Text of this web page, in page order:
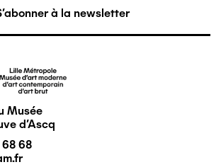
à la newsletter
Musée
d'Ascq
68 68